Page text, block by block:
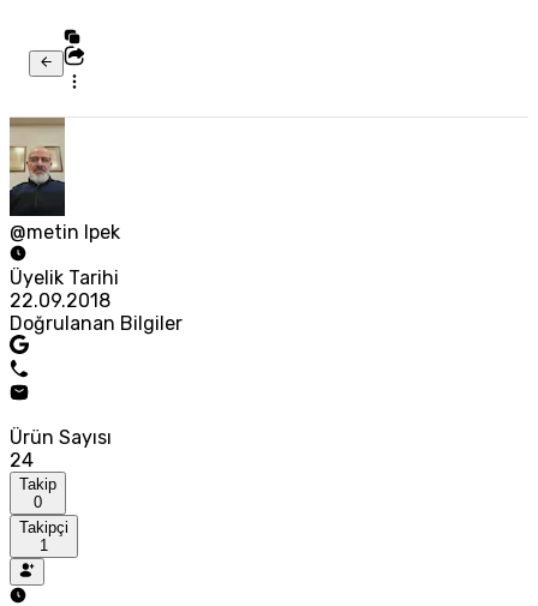
@metin Ipek
Üyelik Tarihi
22.09.2018
Doğrulanan Bilgiler
Ürün Sayısı
24
Takip
0
Takipçi
1